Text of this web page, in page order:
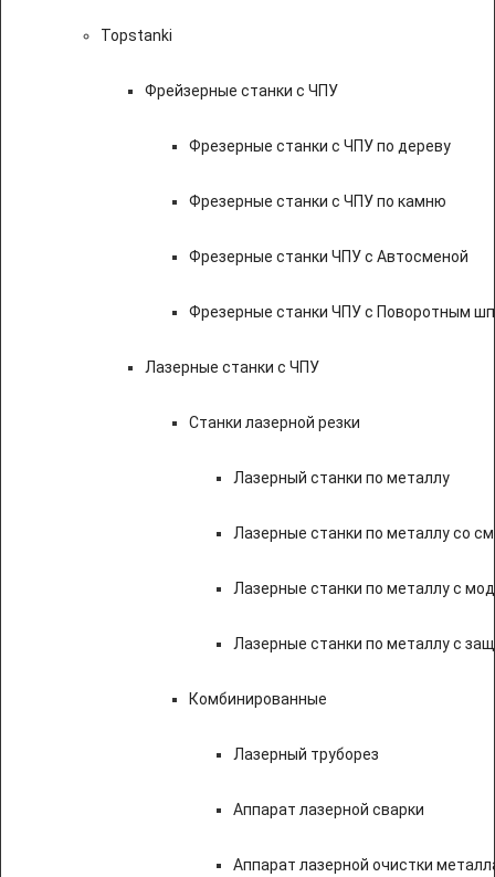
Topstanki
Фрейзерные станки с ЧПУ
Фрезерные станки с ЧПУ по дереву
Фрезерные станки с ЧПУ по камню
Фрезерные станки ЧПУ с Автосменой
Фрезерные станки ЧПУ с Поворотным
Лазерные станки с ЧПУ
Станки лазерной резки
Лазерный станки по металлу
Лазерные станки по металлу со
Лазерные станки по металлу с
Лазерные станки по металлу с
Комбинированные
Лазерный труборез
Аппарат лазерной сварки
Аппарат лазерной очистки